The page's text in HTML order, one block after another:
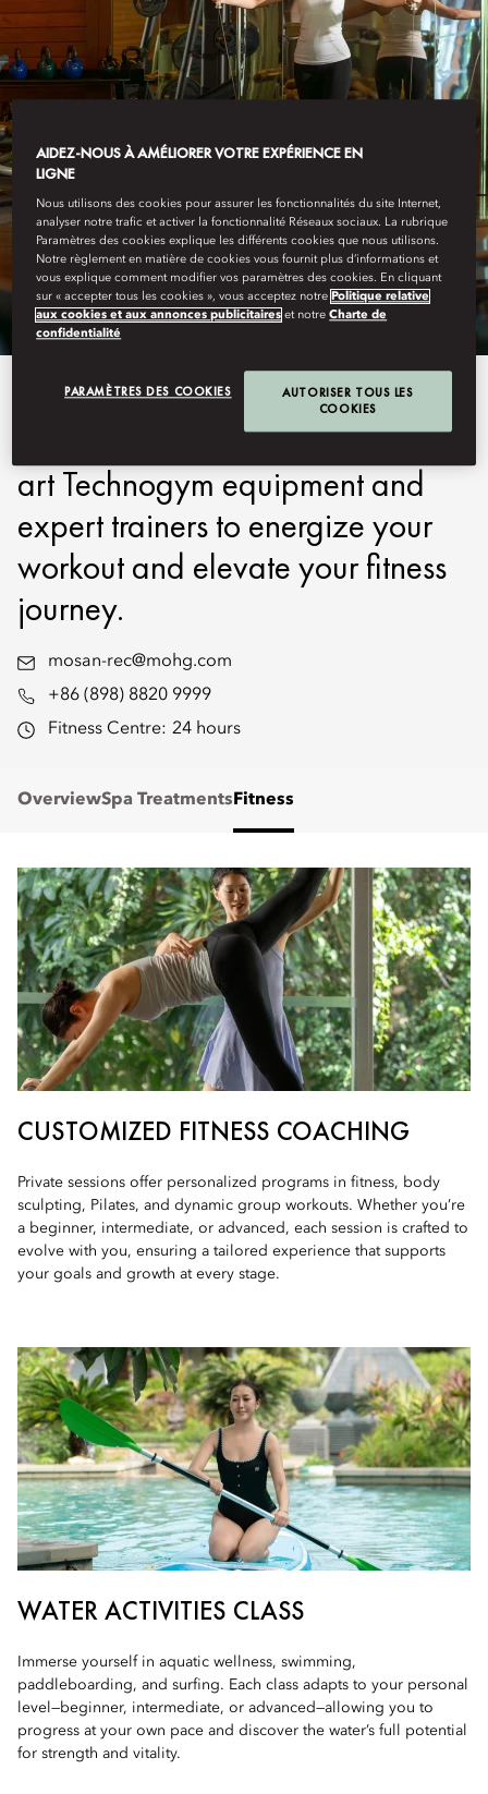
SANYA
FITNESS
Set amidst lush greenery, the
fitness center offers state-of-the-
art Technogym equipment and
expert trainers to energize your
workout and elevate your fitness
journey.
mosan-rec@mohg.com
+86 (898) 8820 9999
Fitness Centre: 24 hours
OverviewSpa Treatments Fitness
CUSTOMIZED FITNESS COACHING
Private sessions offer personalized programs in fitness, body
sculpting, Pilates, and dynamic group workouts. Whether you’re
a beginner, intermediate, or advanced, each session is crafted to
evolve with you, ensuring a tailored experience that supports
your goals and growth at every stage.
WATER ACTIVITIES CLASS
Immerse yourself in aquatic wellness, swimming,
paddleboarding, and surfing. Each class adapts to your personal
level—beginner, intermediate, or advanced—allowing you to
progress at your own pace and discover the water’s full potential
for strength and vitality.
AIDEZ-NOUS À AMÉLIORER VOTRE EXPÉRIENCE EN
LIGNE
Nous utilisons des cookies pour assurer les fonctionnalités du site Internet,
analyser notre trafic et activer la fonctionnalité Réseaux sociaux. La rubrique
Paramètres des cookies explique les différents cookies que nous utilisons.
Notre règlement en matière de cookies vous fournit plus d’informations et
vous explique comment modifier vos paramètres des cookies. En cliquant
sur « accepter tous les cookies », vous acceptez notre Politique relative
aux cookies et aux annonces publicitaires et notreCharte de
confidentialité
PARAMÈTRES DES COOKIES
AUTORISER TOUS LES
COOKIES